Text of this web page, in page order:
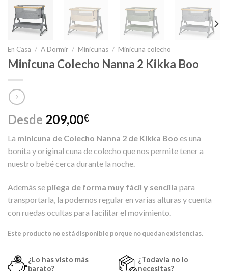
En Casa / A Dormir / Minicunas / Minicuna colecho
Minicuna Colecho Nanna 2 Kikka Boo
Desde 209,00€
La minicuna de Colecho Nanna 2 de Kikka Boo es una
bonita y original cuna de colecho que nos permite tener a
nuestro bebé cerca durante la noche.
Además se pliega de forma muy fácil y sencilla para
transportarla, la podemos regular en varias alturas y cuenta
con ruedas ocultas para facilitar el movimiento.
Este producto no está disponible porque no quedan existencias.
¿Lo has visto más
barato?
¿Todavía no lo
necesitas?